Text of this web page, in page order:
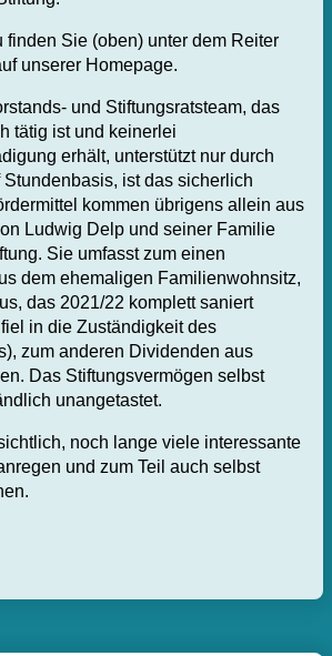
finden Sie (oben) unter dem Reiter
unserer Homepage.
und Stiftungsratsteam, das
tätig ist und keinerlei
erhält, unterstützt nur durch
ist das sicherlich
kommen übrigens allein aus
Ludwig Delp und seiner Familie
Sie umfasst zum einen
dem ehemaligen Familienwohnsitz,
das 2021/22 komplett saniert
in die Zuständigkeit des
zum anderen Dividenden aus
Das Stiftungsvermögen selbst
unangetastet.
noch lange viele interessante
und zum Teil auch selbst